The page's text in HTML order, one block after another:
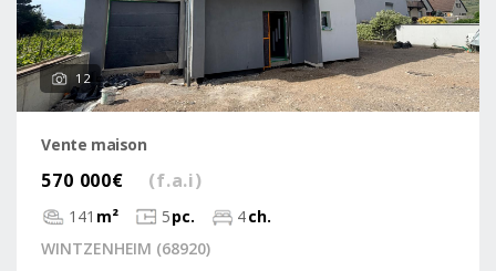
12
Vente maison
570 000€ (f.a.i)
141 m² 5pc. 4ch.
WINTZENHEIM (68920)